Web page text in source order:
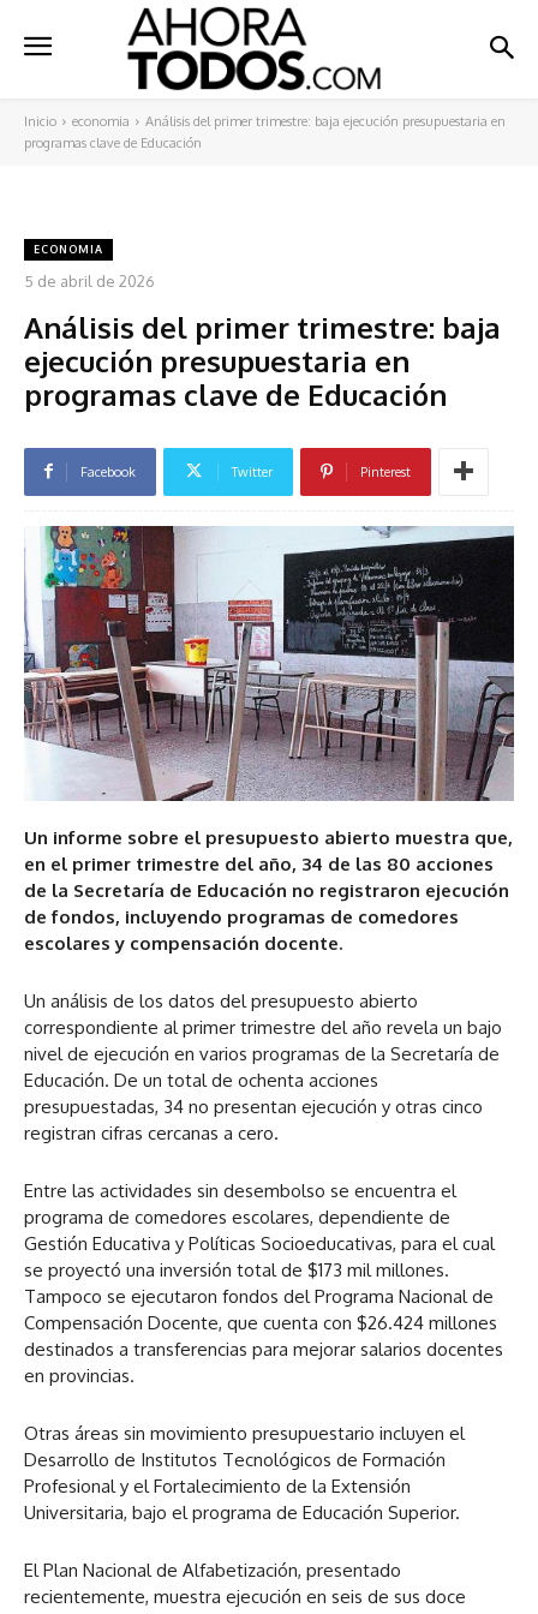
Inicio economia
Análisis del primer trimestre: baja ejecución presupuestaria en
programas clave de Educación
ECONOMIA
5 de abril de 2026
Análisis del primer trimestre: baja
ejecución presupuestaria en
programas clave de Educación
Facebook Twitter Pinterest
Un informe sobre el presupuesto abierto muestra que,
en el primer trimestre del año, 34 de las 80 acciones
de la Secretaría de Educación no registraron ejecución
de fondos, incluyendo programas de comedores
escolares y compensación docente.
Un análisis de los datos del presupuesto abierto
correspondiente al primer trimestre del año revela un bajo
nivel de ejecución en varios programas de la Secretaría de
Educación. De un total de ochenta acciones
presupuestadas, 34 no presentan ejecución y otras cinco
registran cifras cercanas a cero.
Entre las actividades sin desembolso se encuentra el
programa de comedores escolares, dependiente de
Gestión Educativa y Políticas Socioeducativas, para el cual
se proyectó una inversión total de $173 mil millones.
Tampoco se ejecutaron fondos del Programa Nacional de
Compensación Docente, que cuenta con $26.424 millones
destinados a transferencias para mejorar salarios docentes
en provincias.
Otras áreas sin movimiento presupuestario incluyen el
Desarrollo de Institutos Tecnológicos de Formación
Profesional y el Fortalecimiento de la Extensión
Universitaria, bajo el programa de Educación Superior.
El Plan Nacional de Alfabetización, presentado
recientemente, muestra ejecución en seis de sus doce